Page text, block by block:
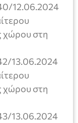
12.06.2024
χώρου στη
13.06.2024
χώρου στη
13.06.2024